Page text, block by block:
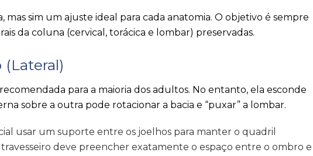
mas sim um ajuste ideal para cada anatomia. O objetivo é sempre
da coluna (cervical, torácica e lombar) preservadas.
(Lateral)
para a maioria dos adultos. No entanto, ela esconde
sobre a outra pode rotacionar a bacia e “puxar” a lombar.
usar um suporte entre os joelhos para manter o quadril
travesseiro deve preencher exatamente o espaço entre o ombro e